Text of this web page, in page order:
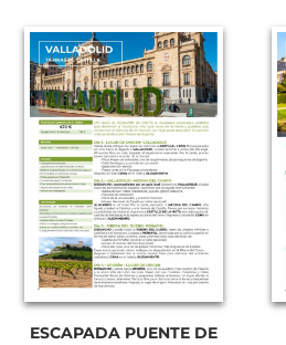
ESCAPADA PUENTE DE